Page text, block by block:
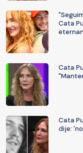
Cata
Cata
Cata
dije: